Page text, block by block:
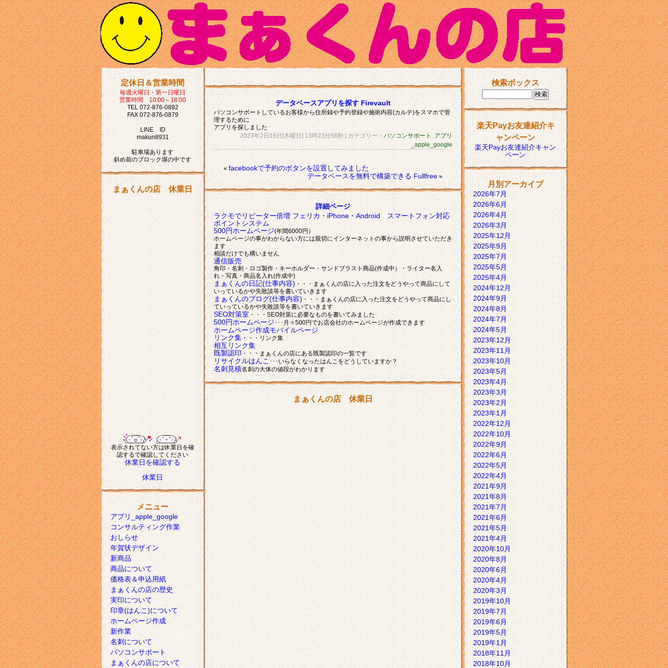
定休日＆営業時間
毎週火曜日・第一日曜日
営業時間 10:00～18:00
TEL 072-876-0892
FAX 072-876-0879
LINE ID
makun8931
駐車場あります
斜め前のブロック塀の中です
まぁくんの店 休業日
表示されてない方は休業日を確
認するで確認してください
休業日を確認する
休業日
メニュー
アプリ_apple_google
コンサルティング作業
おしらせ
年賀状デザイン
新商品
商品について
価格表＆申込用紙
まぁくんの店の歴史
実印について
印章(はんこ)について
ホームページ作成
新作業
名刺について
パソコンサポート
まぁくんの店について
データベースアプリを探す Firevault
パソコンサポートしているお客様から住所録や予約登録や施術内容(カルテ)をスマホで管
理するために
アプリを探しました
2023年2日16日[木曜日] 13時23分56秒| カテゴリー：パソコンサポート , アプリ
_apple_google
«facebookで予約のボタンを設置してみました
データベースを無料で構築できる Fullfree»
詳細ページ
ラクモでリピーター倍増 フェリカ・iPhone・Android スマートフォン対応
ポイントシステム
500円ホームページ(年間6000円）
ホームページの事がわからない方には親切にインターネットの事から説明させていただき
ます
相談だけでも構いません
通信販売
角印・名刺・ロゴ製作・キーホルダー・サンドブラスト商品(作成中）・ライター名入
れ・写真・商品名入れ(作成中)
まぁくんの日記(仕事内容) ・・・まぁくんの店に入った注文をどうやって商品にして
いっているかや失敗談等を書いていきます
まぁくんのブログ(仕事内容)・・・まぁくんの店に入った注文をどうやって商品にし
ていっているかや失敗談等を書いていきます
SEO対策室 ・・・SEO対策に必要なものを書いてみました
500円ホームページ･･･月々500円でお店会社のホームページが作成できます
ホームページ作成モバイルページ
リンク集・・・リンク集
相互リンク集
既製認印・・・まぁくんの店にある既製認印の一覧です
リサイクルはんこ･･･いらなくなったはんこをどうしていますか？
名刺見積名刺の大体の値段がわかります
まぁくんの店 休業日
検索ボックス
楽天Payお友達紹介キ
ャンペーン
楽天Payお友達紹介キャン
ペーン
月別アーカイブ
2026年7月
2026年6月
2026年4月
2026年3月
2025年12月
2025年9月
2025年7月
2025年5月
2025年4月
2024年12月
2024年9月
2024年8月
2024年7月
2024年5月
2023年12月
2023年11月
2023年10月
2023年5月
2023年4月
2023年3月
2023年2月
2023年1月
2022年12月
2022年10月
2022年9月
2022年6月
2022年5月
2022年4月
2021年9月
2021年8月
2021年7月
2021年6月
2021年5月
2021年4月
2020年10月
2020年8月
2020年6月
2020年4月
2020年3月
2019年10月
2019年7月
2019年6月
2019年5月
2019年1月
2018年11月
2018年10月